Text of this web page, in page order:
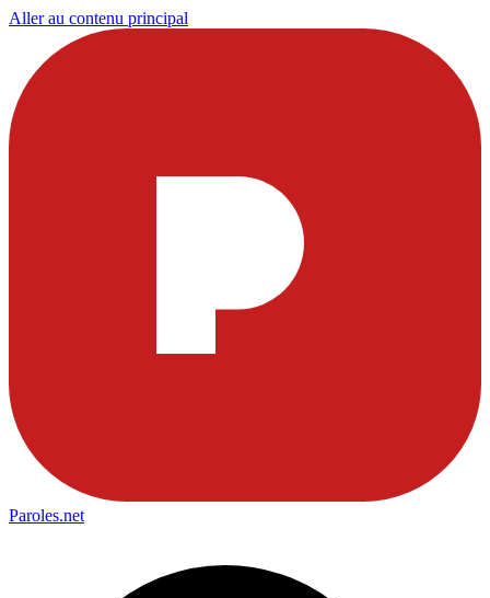
Aller au contenu principal
Paroles.net